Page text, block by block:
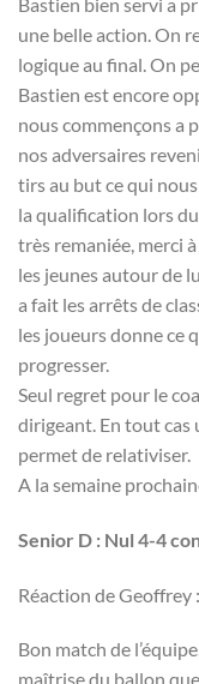
une belle action. On
logique au final. On
Bastien est encore
nous commençons a
nos adversaires
tirs au but ce qui
la qualification lors
très remaniée, merci
les jeunes autour de
a fait les arrêts de
les joueurs donne ce
progresser.
Seul regret pour le
dirigeant. En tout cas
permet de relativiser.
A la semaine
Senior D : Nul 4-4
Réaction de Geoffrey :
Bon match de
maîtrise du ballon